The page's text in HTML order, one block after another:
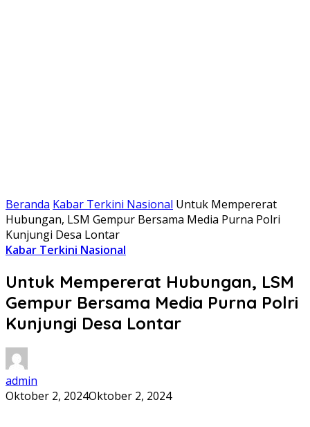
Beranda Kabar Terkini Nasional Untuk Mempererat
Hubungan, LSM Gempur Bersama Media Purna Polri
Kunjungi Desa Lontar
Kabar Terkini Nasional
Untuk Mempererat Hubungan, LSM
Gempur Bersama Media Purna Polri
Kunjungi Desa Lontar
admin
Oktober 2, 2024Oktober 2, 2024